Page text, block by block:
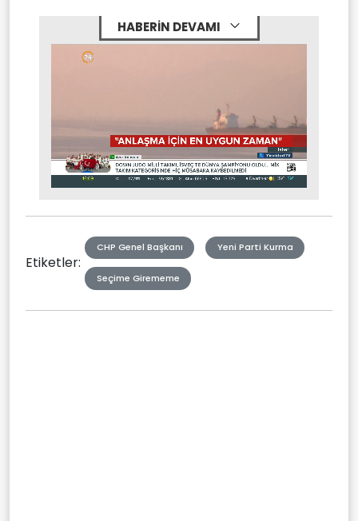
HABERİN DEVAMI
Mute Stream
Etiketler:
CHP Genel Başkanı Yeni Parti Kurma
Seçime Girememe